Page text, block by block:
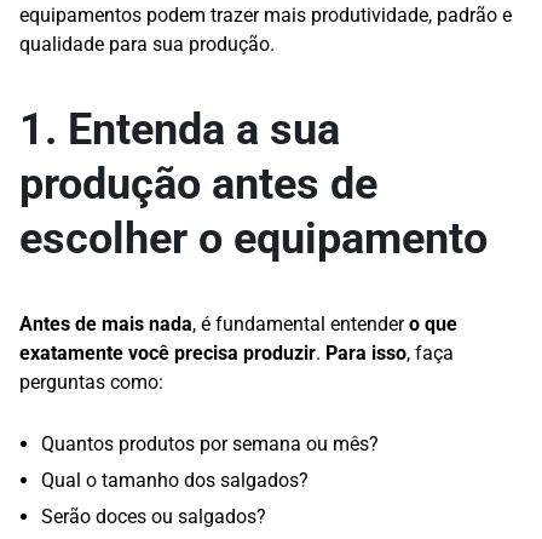
equipamentos podem trazer mais produtividade, padrão e
qualidade para sua produção.
1. Entenda a sua
produção antes de
escolher o equipamento
Antes de mais nada, é fundamental entendero que
exatamente você precisa produzir. Para isso, faça
perguntas como:
Quantos produtos por semana ou mês?
Qual o tamanho dos salgados?
Serão doces ou salgados?